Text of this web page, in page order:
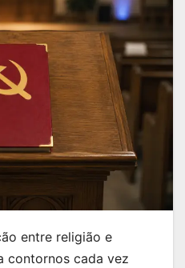
entre religião e
contornos cada vez